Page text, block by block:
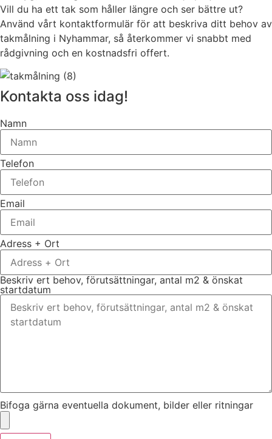
Vill du ha ett tak som håller längre och ser bättre ut?
Använd vårt kontaktformulär för att beskriva ditt behov av
takmålning i Nyhammar, så återkommer vi snabbt med
rådgivning och en kostnadsfri offert.
Kontakta oss idag!
Namn
Telefon
Email
Adress + Ort
Beskriv ert behov, förutsättningar, antal m2 & önskat
startdatum
Bifoga gärna eventuella dokument, bilder eller ritningar